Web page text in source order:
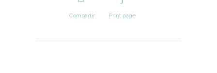
Compartir Print page